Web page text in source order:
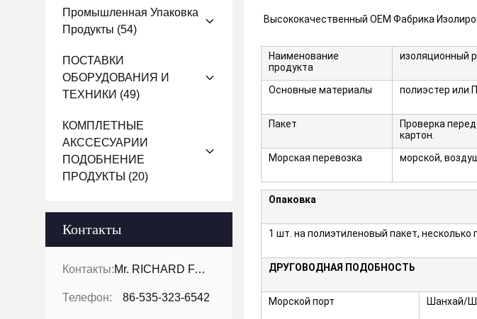
Промышленная Упаковка
Продукты (54)
ПОСТАВКИ
ОБОРУДОВАНИЯ И
ТЕХНИКИ (49)
КОМПЛЕТНЫЕ
АКССЕСУАРИИ
ПОДОБНЕНИЕ
ПРОДУКТЫ (20)
Контакты
Контакты: Mr. RICHARD FAN
Телефон: 86-535-323-6542
Высококачественный OEM Фабрика
Наименование
продукта
изоляционный
Основные материалы полиэстер или
Пакет
Проверка
картон.
Морская перевозка
морской,
Опаковка
1 шт. на полиэтиленовый пакет, несколько
ДРУГОВОДНАЯ ПОДОБНОСТЬ
Морской порт Шанхай/